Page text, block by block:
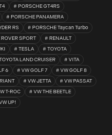
PORSCHE GT4RS
PORSCHE PANAMERA
RS
PORSCHE Taycan Turbo
SPORT
RENAULT
TESLA
TOYOTA
LAND CRUISER
VITA
6 VW GOLF 7
VW GOLF 8
VW JETTA
VW PASSAT
T-ROC
VW THE BEETLE
UP!